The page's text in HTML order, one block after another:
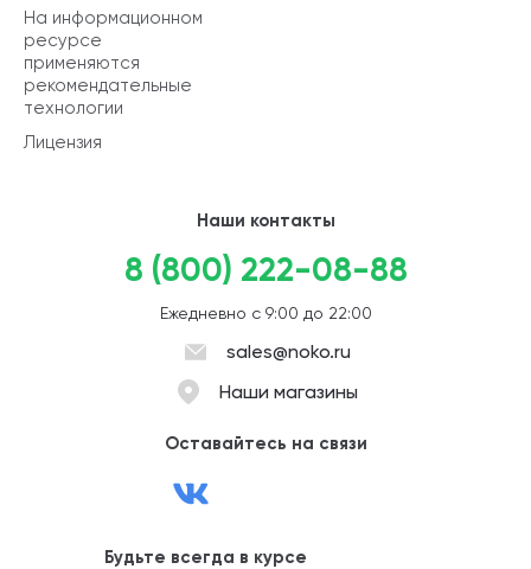
На информационном
ресурсе
применяются
рекомендательные
технологии
Лицензия
Наши контакты
8 (800) 222-08-88
Ежедневно с 9:00 до 22:00
sales@noko.ru
Наши магазины
Оставайтесь на связи
Будьте всегда в курсе